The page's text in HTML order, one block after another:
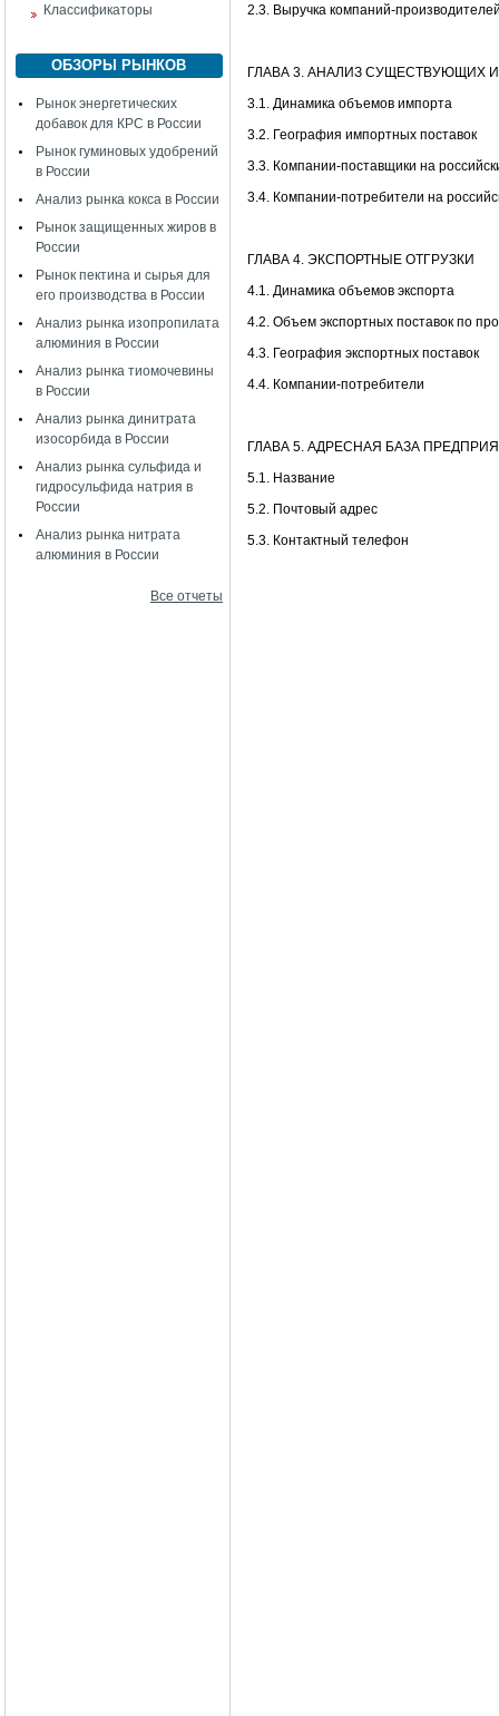
Классификаторы
ОБЗОРЫ РЫНКОВ
Рынок энергетических
добавок для КРС в России
Рынок гуминовых удобрений
в России
Анализ рынка кокса в России
Рынок защищенных жиров в
России
Рынок пектина и сырья для
его производства в России
Анализ рынка изопропилата
алюминия в России
Анализ рынка тиомочевины
в России
Анализ рынка динитрата
изосорбида в России
Анализ рынка сульфида и
гидросульфида натрия в
России
Анализ рынка нитрата
алюминия в России
Все отчеты
2.3. Выручка компаний-
ГЛАВА 3. АНАЛИЗ СУЩЕСТВУЮЩИХ
3.1. Динамика объемов импорта
3.2. География импортных поставок
3.3. Компании-поставщики на
3.4. Компании-потребители на
ГЛАВА 4. ЭКСПОРТНЫЕ ОТГРУЗКИ
4.1. Динамика объемов экспорта
4.2. Объем экспортных поставок по
4.3. География экспортных поставок
4.4. Компании-потребители
ГЛАВА 5. АДРЕСНАЯ БАЗА
5.1. Название
5.2. Почтовый адрес
5.3. Контактный телефон